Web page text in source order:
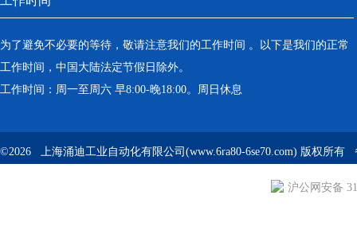
为了避免不必要的等待，敬请注意我们的工作时间 。以下是我们的正常
工作时间，中国大陆法定节假日除外。
工作时间：周一至周六 早8:00-晚18:00。周日休息
©2026 上海涌迪工业自动化有限公司(www.6ra80-6se70.com) 版权所有
沪公网安备